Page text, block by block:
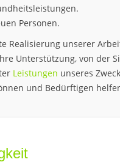
Personen.
Realisierung unserer
Unterstützung, von der
Leistungen unseres
und Bedürftigen